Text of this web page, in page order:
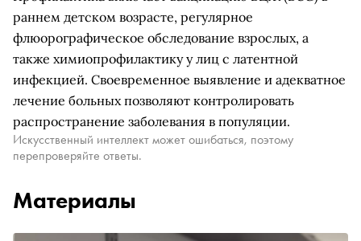
раннем детском возрасте, регулярное
флюорографическое обследование взрослых, а
также химиопрофилактику у лиц с латентной
инфекцией. Своевременное выявление и адекватное
лечение больных позволяют контролировать
распространение заболевания в популяции.
Искусственный интеллект может ошибаться, поэтому
перепроверяйте ответы.
Материалы